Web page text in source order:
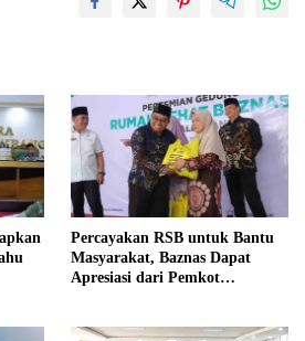
Percayakan RSB untuk Bantu
Masyarakat, Baznas Dapat
Apresiasi dari Pemkot